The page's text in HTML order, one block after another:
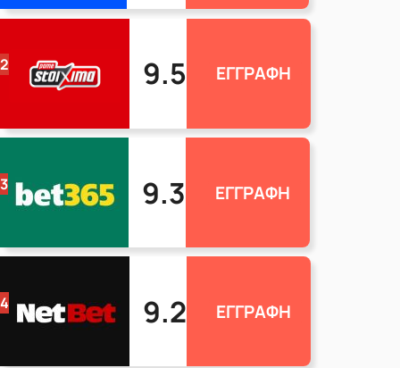
2 9.5 ΕΓΓΡΑΦΗ
3 9.3 ΕΓΓΡΑΦΗ
4 9.2 ΕΓΓΡΑΦΗ